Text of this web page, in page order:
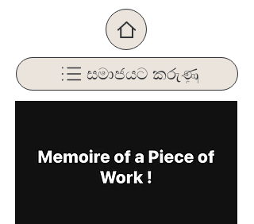
සමාජයට කරුණු